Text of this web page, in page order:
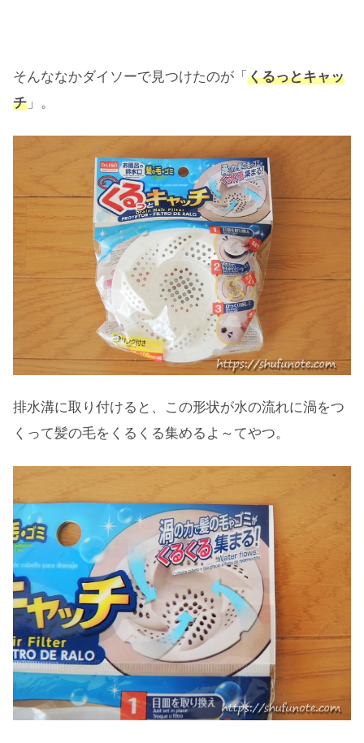
そんななかダイソーで見つけたのが「 くるっとキャッ
チ 」。
排水溝に取り付けると、この形状が水の流れに渦をつ
くって髪の毛をくるくる集めるよ～てやつ。